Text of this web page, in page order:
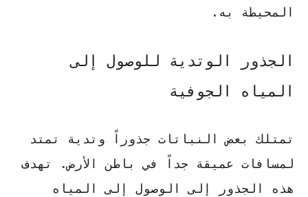
المحيطة به.
الجذور الوتدية للوصول إلى
المياه الجوفية
تمتلك بعض النباتات جذوراً وتدية تمتد
لمسافات عميقة جداً في باطن الأرض. تهدف
هذه الجذور إلى الوصول إلى
المياه